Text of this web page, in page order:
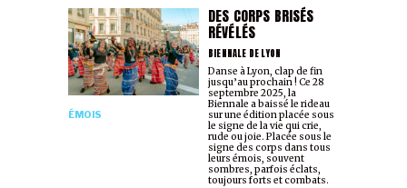
DES CORPS BRISÉS
RÉVÉLÉS
BIENNALE DE LYON
ÉMOIS
Danse à Lyon, clap de fin
jusqu’au prochain ! Ce 28
septembre 2025, la
Biennale a baissé le rideau
sur une édition placée sous
le signe de la vie qui crie,
rude ou joie. Placée sous le
signe des corps dans tous
leurs émois, souvent
sombres, parfois éclats,
toujours forts et combats.